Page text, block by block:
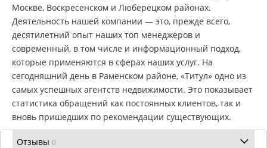
Москве, Воскресенском и Люберецком районах.
Деятельность нашей компании — это, прежде всего,
десятилетний опыт наших топ менеджеров и
современный, в том числе и информационный подход,
которые применяются в сферах наших услуг. На
сегодняшний день в Раменском районе, «Титул» одно из
самых успешных агентств недвижимости. Это показывает
статистика обращений как постоянных клиентов, так и
вновь пришедших по рекомендации существующих.
Отзывы 0